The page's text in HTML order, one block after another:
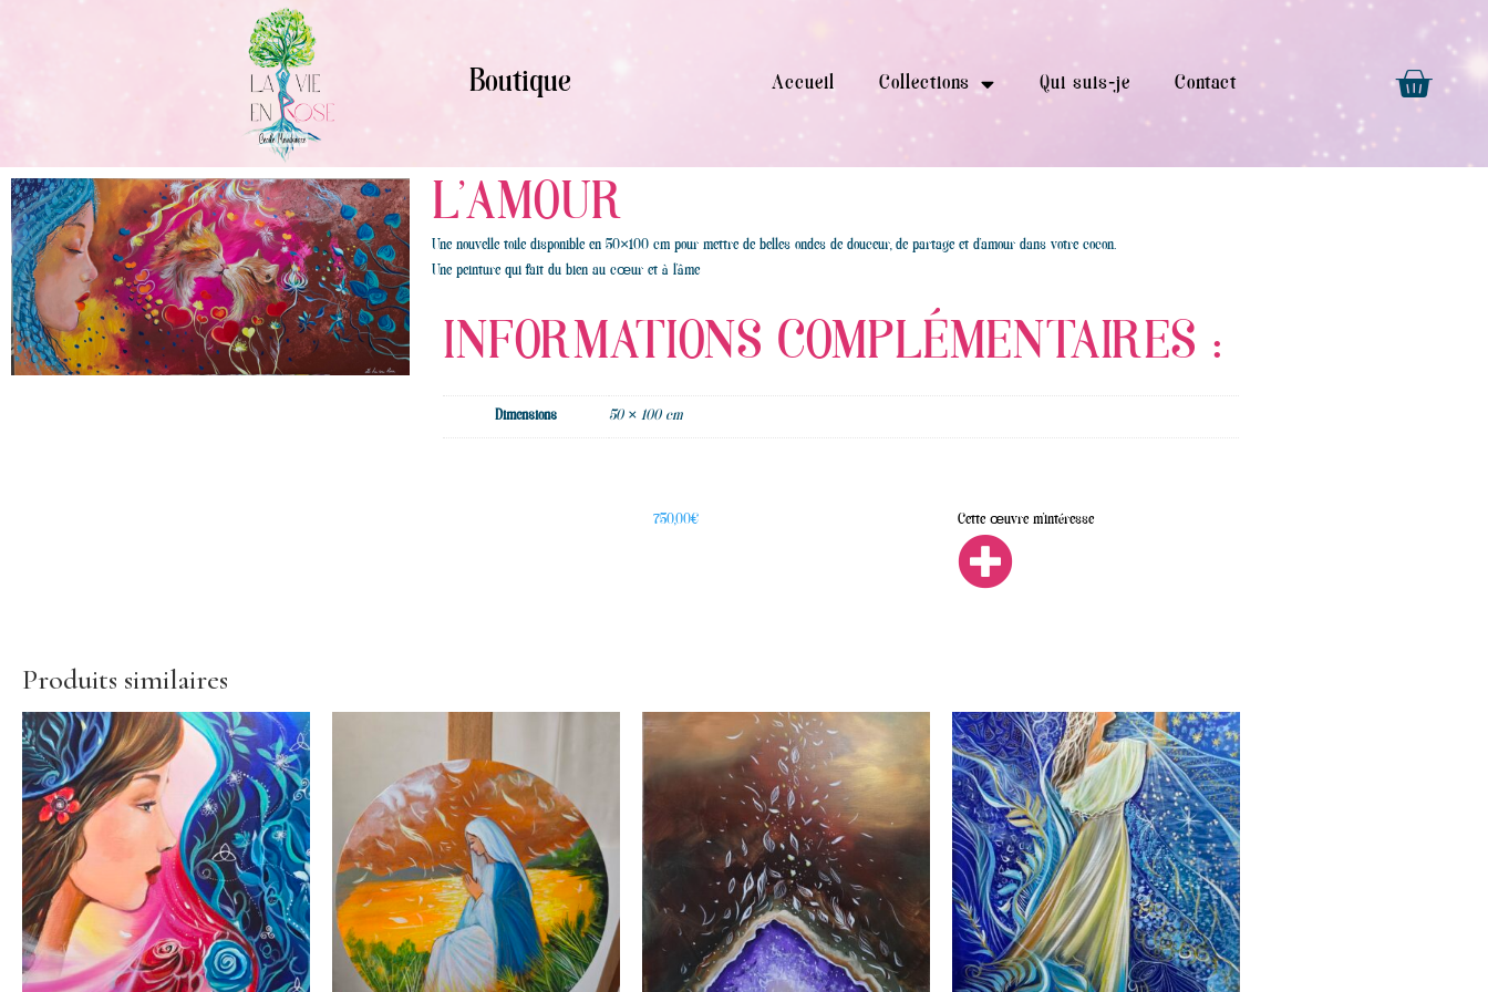
Boutique Accueil Collections Qui suis-je Contact
L’AMOUR
Une nouvelle toile disponible en 50×100 cm pour mettre de belles ondes de douceur, de partage et d’amour dans votre cocon.
Une peinture qui fait du bien au cœur et à l’âme
INFORMATIONS COMPLÉMENTAIRES :
Dimensions 50 × 100 cm
750,00€ Cette œuvre m’intéresse
Produits similaires